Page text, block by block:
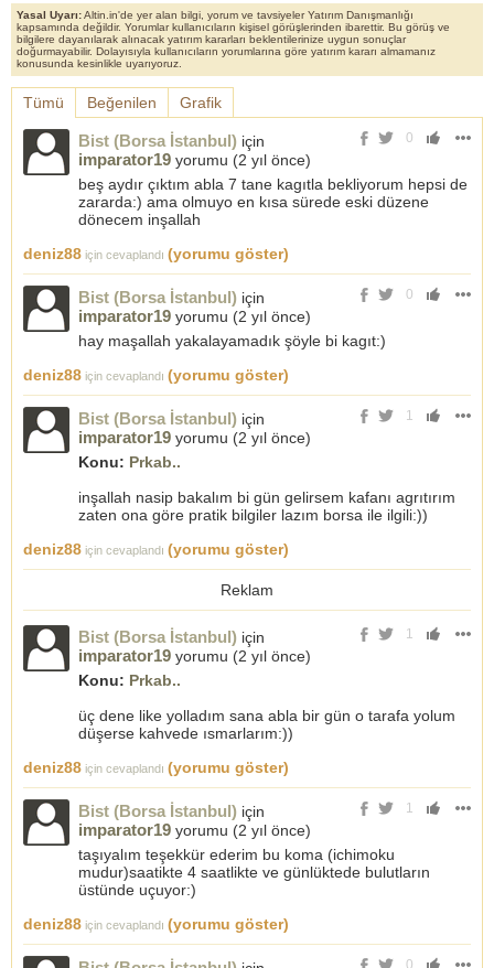
Yasal Uyarı:Altin.in'de yer alan bilgi, yorum ve tavsiyeler Yatırım Danışmanlığı
kapsamında değildir. Yorumlar kullanıcıların kişisel görüşlerinden ibarettir. Bu görüş ve
bilgilere dayanılarak alınacak yatırım kararları beklentilerinize uygun sonuçlar
doğurmayabilir. Dolayısıyla kullanıcıların yorumlarına göre yatırım kararı almamanız
konusunda kesinlikle uyarıyoruz.
Tümü Beğenilen Grafik
0
Bist (Borsa İstanbul) için
imparator19 yorumu (2 yıl önce)
beş aydır çıktım abla 7 tane kagıtla bekliyorum hepsi de
zararda:) ama olmuyo en kısa sürede eski düzene
dönecem inşallah
deniz88 için cevaplandı (yorumu göster)
0
Bist (Borsa İstanbul) için
imparator19 yorumu (2 yıl önce)
hay maşallah yakalayamadık şöyle bi kagıt:)
deniz88 için cevaplandı (yorumu göster)
1
Bist (Borsa İstanbul) için
imparator19 yorumu (2 yıl önce)
Konu: Prkab..
inşallah nasip bakalım bi gün gelirsem kafanı agrıtırım
zaten ona göre pratik bilgiler lazım borsa ile ilgili:))
deniz88 için cevaplandı (yorumu göster)
Reklam
1
Bist (Borsa İstanbul) için
imparator19 yorumu (2 yıl önce)
Konu: Prkab..
üç dene like yolladım sana abla bir gün o tarafa yolum
düşerse kahvede ısmarlarım:))
deniz88 için cevaplandı (yorumu göster)
1
Bist (Borsa İstanbul) için
imparator19 yorumu (2 yıl önce)
taşıyalım teşekkür ederim bu koma (ichimoku
mudur)saatikte 4 saatlikte ve günlüktede bulutların
üstünde uçuyor:)
deniz88 için cevaplandı (yorumu göster)
0